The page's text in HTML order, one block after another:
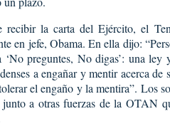
recibir la carta del Ejército, el
en jefe, Obama. En ella dijo:
‘No preguntes, No digas’: una
a engañar y mentir acerca
el engaño y la mentira”. Los
a otras fuerzas de la OTAN